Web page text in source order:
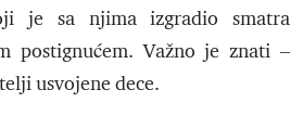
je sa njima izgradio smatra
postignućem. Važno je znati –
usvojene dece.